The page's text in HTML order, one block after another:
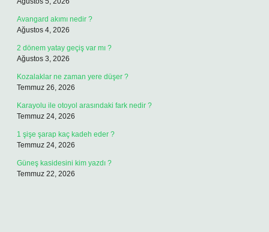
Avangard akımı nedir ?
Ağustos 4, 2026
2 dönem yatay geçiş var mı ?
Ağustos 3, 2026
Kozalaklar ne zaman yere düşer ?
Temmuz 26, 2026
Karayolu ile otoyol arasındaki fark nedir ?
Temmuz 24, 2026
1 şişe şarap kaç kadeh eder ?
Temmuz 24, 2026
Güneş kasidesini kim yazdı ?
Temmuz 22, 2026